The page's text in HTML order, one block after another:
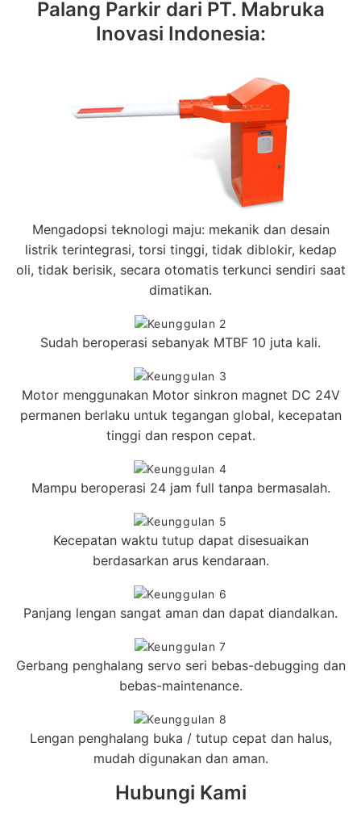
Palang Parkir dari PT. Mabruka
Inovasi Indonesia:
Mengadopsi teknologi maju: mekanik dan desain
listrik terintegrasi, torsi tinggi, tidak diblokir, kedap
oli, tidak berisik, secara otomatis terkunci sendiri saat
dimatikan.
Sudah beroperasi sebanyak MTBF 10 juta kali.
Motor menggunakan Motor sinkron magnet DC 24V
permanen berlaku untuk tegangan global, kecepatan
tinggi dan respon cepat.
Mampu beroperasi 24 jam full tanpa bermasalah.
Kecepatan waktu tutup dapat disesuaikan
berdasarkan arus kendaraan.
Panjang lengan sangat aman dan dapat diandalkan.
Gerbang penghalang servo seri bebas-debugging dan
bebas-maintenance.
Lengan penghalang buka / tutup cepat dan halus,
mudah digunakan dan aman.
Hubungi Kami